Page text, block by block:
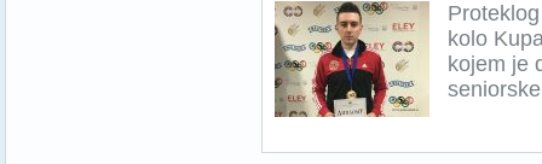
kolo
kojem je